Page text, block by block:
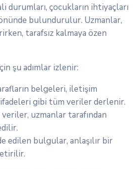
durumları, çocukların ihtiyaçları
bulundurulur. Uzmanlar,
tarafsız kalmaya özen
şu adımlar izlenir:
belgeleri, iletişim
ifadeleri gibi tüm veriler derlenir.
uzmanlar tarafından
edilen bulgular, anlaşılır bir